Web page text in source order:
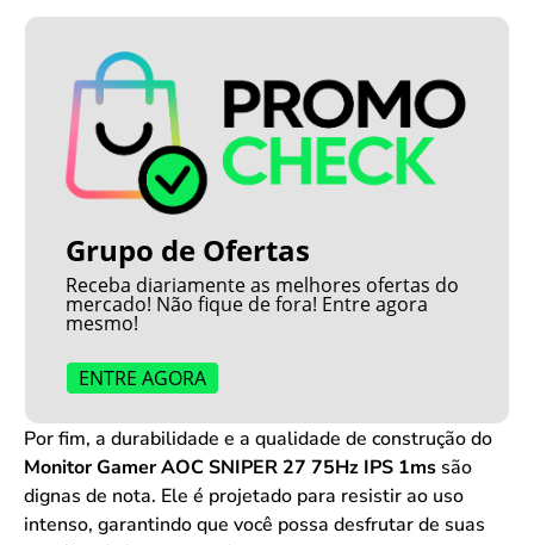
Grupo de Ofertas
Receba diariamente as melhores ofertas do
mercado! Não fique de fora! Entre agora
mesmo!
ENTRE AGORA
Por fim, a durabilidade e a qualidade de construção do
Monitor Gamer AOC SNIPER 27 75Hz IPS 1ms são
dignas de nota. Ele é projetado para resistir ao uso
intenso, garantindo que você possa desfrutar de suas